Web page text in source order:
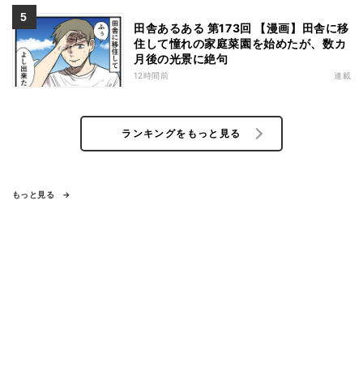
田舎あるある 第173回 【漫画】田舎に移
住して憧れの家庭菜園を始めたが、数カ
月後の光景に絶句
12時間前 連載
ランキングをもっと見る
もっと見る